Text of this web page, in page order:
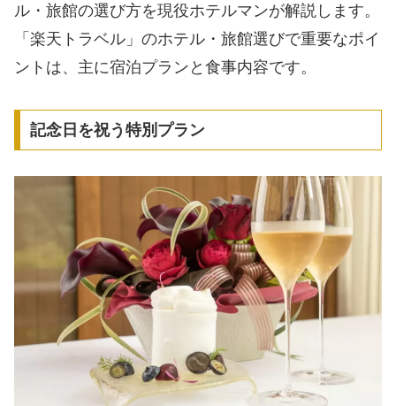
ル・旅館の選び方を現役ホテルマンが解説します。
「楽天トラベル」のホテル・旅館選びで重要なポイ
ントは、主に宿泊プランと食事内容です。
記念日を祝う特別プラン